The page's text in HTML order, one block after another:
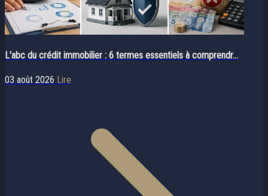
L'abc du crédit immobilier : 6 termes essentiels à comprendr...
03 août 2026 Lire